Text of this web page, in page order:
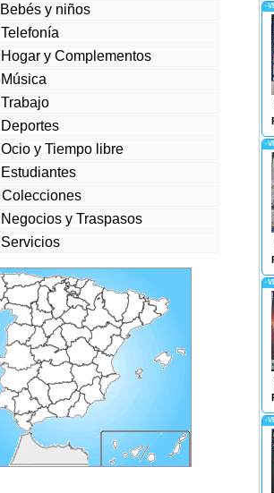
Bebés y niños
Telefonía
Hogar y Complementos
Música
Trabajo
Deportes
Ocio y Tiempo libre
Estudiantes
Colecciones
Negocios y Traspasos
Servicios
-
-
-
-